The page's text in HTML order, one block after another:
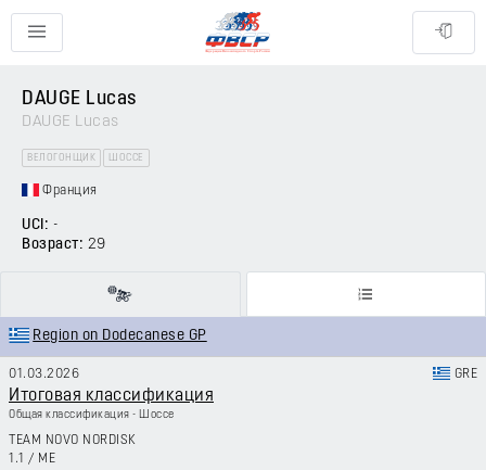
DAUGE Lucas
DAUGE Lucas
ВЕЛОГОНЩИК ШОССЕ
Франция
UCI: -
Возраст: 29
Region on Dodecanese GP
01.03.2026 GRE
Итоговая классификация
Общая классификация - Шоссе
TEAM NOVO NORDISK
1.1 / ME